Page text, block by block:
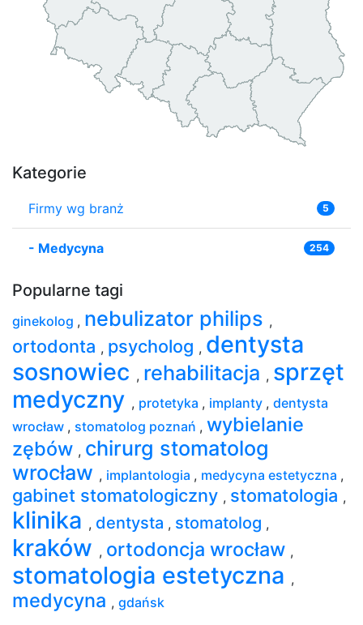
Kategorie
Firmy wg branż 5
- Medycyna 254
Popularne tagi
ginekolog , nebulizator philips ,
ortodonta , psycholog , dentysta
sosnowiec , rehabilitacja , sprzęt
medyczny , protetyka , implanty , dentysta
wrocław , stomatolog poznań , wybielanie
zębów , chirurg stomatolog
wrocław , implantologia , medycyna estetyczna ,
gabinet stomatologiczny , stomatologia ,
klinika , dentysta , stomatolog ,
kraków , ortodoncja wrocław ,
stomatologia estetyczna ,
medycyna , gdańsk